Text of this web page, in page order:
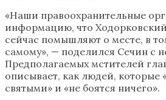
«Наши правоохранительные
информацию, что
сейчас помышляют о месте, в
самому», — поделился Сечин с
Предполагаемых мстителей
описывает, как людей, которые
святыми» и «не боятся ничего».